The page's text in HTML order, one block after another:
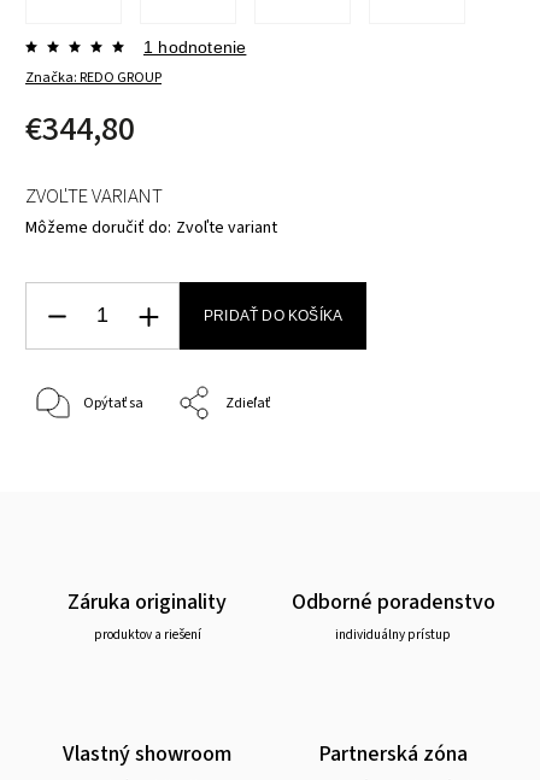
Značka:REDO GROUP
1 hodnotenie
€344,80
ZVOĽTE VARIANT
Môžeme doručiť do: Zvoľte variant
PRIDAŤ DO KOŠÍKA
Opýtať sa Zdieľať
Záruka originality
produktov a riešení
Odborné poradenstvo
individuálny prístup
Vlastný showroom Partnerská zóna